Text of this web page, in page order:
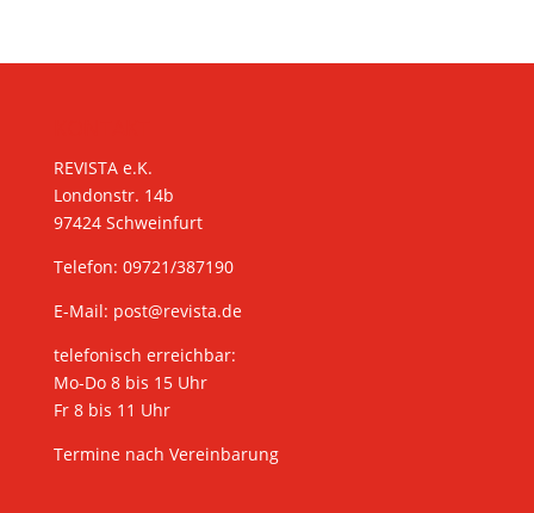
REVISTA e.K.
Londonstr. 14b
97424 Schweinfurt
Telefon: 09721/387190
E-Mail: post@revista.de
telefonisch erreichbar:
Mo-Do 8 bis 15 Uhr
Fr 8 bis 11 Uhr
Termine nach Vereinbarung